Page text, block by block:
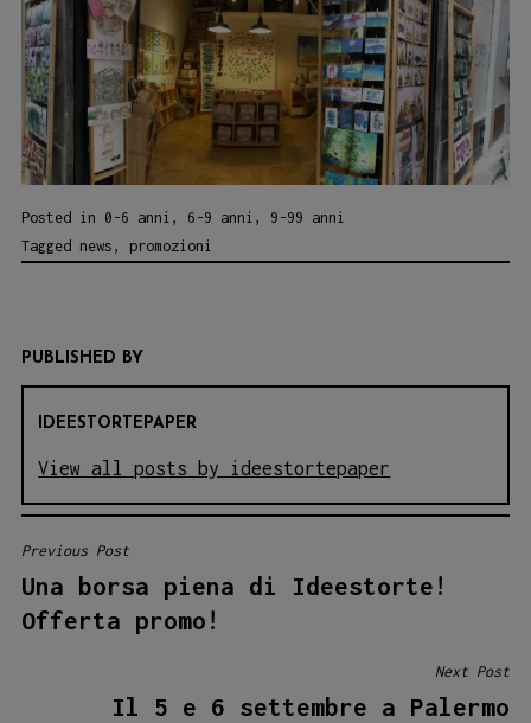
Posted in 0-6 anni , 6-9 anni , 9-99 anni
Tagged news , promozioni
PUBLISHED BY
IDEESTORTEPAPER
View all posts by ideestortepaper
NAVIGAZIONE
ARTICOLI
Previous Post
Una borsa piena di Ideestorte!
Offerta promo!
Next Post
Il 5 e 6 settembre a Palermo